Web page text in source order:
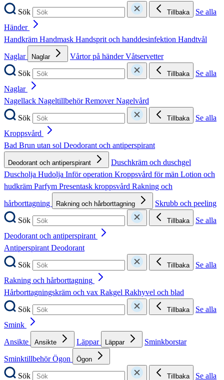
Sök
Tillbaka
Se alla
Händer
Handkräm Handmask Handsprit och handdesinfektion Handtvål
Naglar
Naglar Vårtor på händerVåtservetter
Sök
Tillbaka
Se alla
Naglar
Nagellack NageltillbehörRemoverNagelvård
Sök
Tillbaka
Se alla
Kroppsvård
Bad Brun utan sol Deodorant och antiperspirant
Deodorant och antiperspirant
Duschkräm och duschgel
Duscholja Hudolja Inför operation Kroppsvård för män Lotion och
hudkräm Parfym Presentask kroppsvård Rakning och
hårborttagning
Rakning och hårborttagning
Skrubb och peeling
Sök
Tillbaka
Se alla
Deodorant och antiperspirant
AntiperspirantDeodorant
Sök
Tillbaka
Se alla
Rakning och hårborttagning
Hårborttagningskräm och vax Rakgel Rakhyvel och blad
Sök
Tillbaka
Se alla
Smink
Ansikte
Ansikte Läppar Läppar
Sminkborstar
SminktillbehörÖgon Ögon
Sök Tillbaka
Se alla